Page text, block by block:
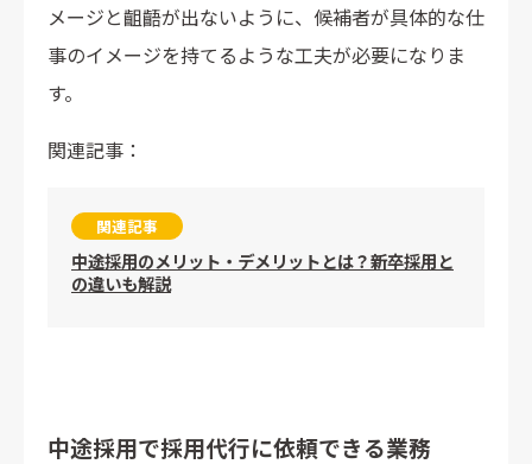
メージと齟齬が出ないように、候補者が具体的な仕
事のイメージを持てるような工夫が必要になりま
す。
関連記事：
関連記事
中途採用のメリット・デメリットとは？新卒採用と
の違いも解説
中途採用で採用代行に依頼できる業務